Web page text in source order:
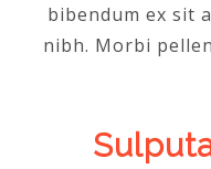
bibendum ex sit
nibh. Morbi